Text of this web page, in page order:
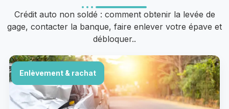
Crédit auto non soldé : comment obtenir la levée de
gage, contacter la banque, faire enlever votre épave et
débloquer..
Enlèvement & rachat